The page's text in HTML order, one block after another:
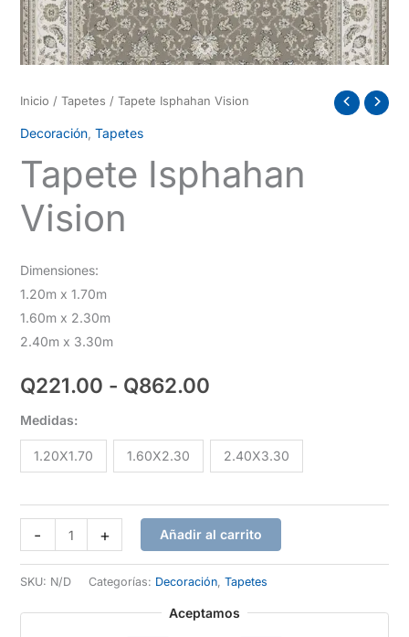
Inicio / Tapetes / Tapete Isphahan Vision
Decoración, Tapetes
Tapete Isphahan
Vision
Dimensiones:
1.20m x 1.70m
1.60m x 2.30m
2.40m x 3.30m
Q221.00 - Q862.00Rango
precios:
Q221.00
hasta
Q862.00
Medidas:
1.20X1.70 1.60X2.30 2.40X3.30
-
Isphahan
Vision
+ Añadir al carrito
SKU: N/D Categorías: Decoración, Tapetes
Aceptamos